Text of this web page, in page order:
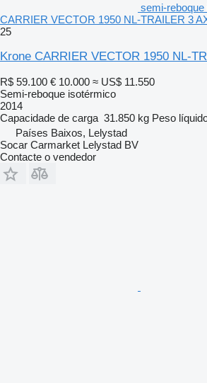
semi-
CARRIER VECTOR 1950 NL-TRAILER 3
25
Krone CARRIER VECTOR 1950 NL-
R$ 59.100 € 10.000 ≈ US$ 11.550
Semi-reboque isotérmico
2014
Capacidade de carga 31.850 kg Peso
Países Baixos, Lelystad
Socar Carmarket Lelystad BV
Contacte o vendedor